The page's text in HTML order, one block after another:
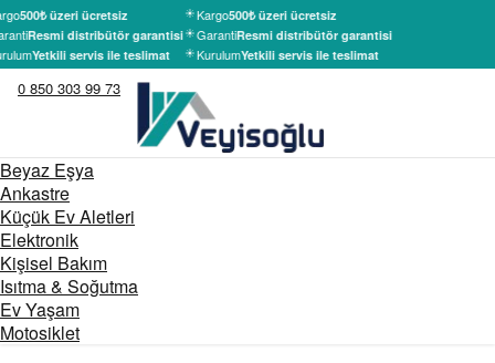
500₺ üzeri ücretsiz
Resmi distribütör garantisi
Yetkili servis ile teslimat
Kargo500₺ üzeri ücretsiz
GarantiResmi distribütör garantisi
KurulumYetkili servis ile teslimat
0 850 303 99 73
Beyaz Eşya
Ankastre
Küçük Ev Aletleri
Elektronik
Kişisel Bakım
Isıtma & Soğutma
Ev Yaşam
Motosiklet